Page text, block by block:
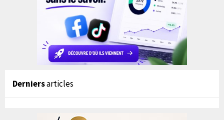
Derniersarticles